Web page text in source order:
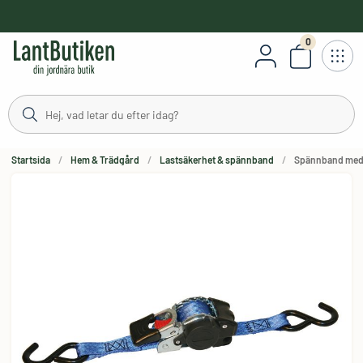
0
Antal
Startsida Hem & Trädgård Lastsäkerhet & spännband Spännband